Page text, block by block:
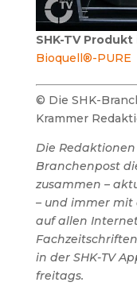
SHK-TV
Bioquell®-PURE
© Die SHK-
Krammer
Die Redaktionen
Branchenpost
zusammen –
– und immer mit
auf allen
Fachzeitschriften
in der SHK-TV
freitags.